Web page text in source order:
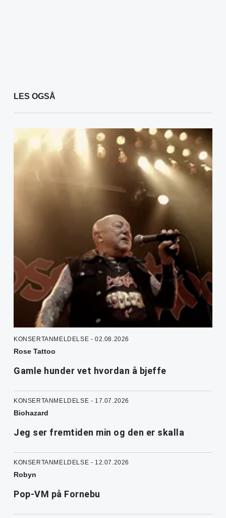
LES OGSÅ
KONSERTANMELDELSE - 02.08.2026
Rose Tattoo
Gamle hunder vet hvordan å bjeffe
KONSERTANMELDELSE - 17.07.2026
Biohazard
Jeg ser fremtiden min og den er skalla
KONSERTANMELDELSE - 12.07.2026
Robyn
Pop-VM på Fornebu